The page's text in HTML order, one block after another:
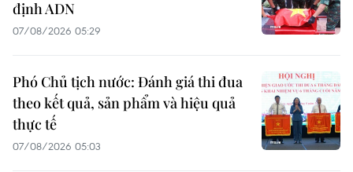
định ADN
07/08/2026 05:29
Phó Chủ tịch nước: Đánh giá thi đua
theo kết quả, sản phẩm và hiệu quả
thực tế
07/08/2026 05:03